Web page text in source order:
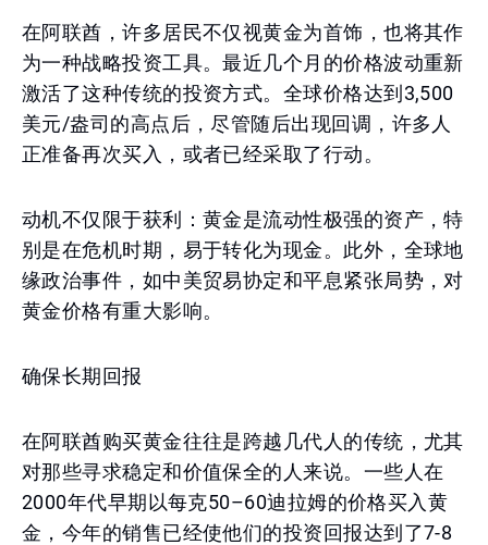
在阿联酋，许多居民不仅视黄金为首饰，也将其作
为一种战略投资工具。最近几个月的价格波动重新
激活了这种传统的投资方式。全球价格达到3,500
美元/盎司的高点后，尽管随后出现回调，许多人
正准备再次买入，或者已经采取了行动。
动机不仅限于获利：黄金是流动性极强的资产，特
别是在危机时期，易于转化为现金。此外，全球地
缘政治事件，如中美贸易协定和平息紧张局势，对
黄金价格有重大影响。
确保长期回报
在阿联酋购买黄金往往是跨越几代人的传统，尤其
对那些寻求稳定和价值保全的人来说。一些人在
2000年代早期以每克50–60迪拉姆的价格买入黄
金，今年的销售已经使他们的投资回报达到了7-8